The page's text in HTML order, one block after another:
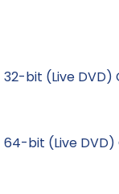
32-bit (Live
64-bit (Live